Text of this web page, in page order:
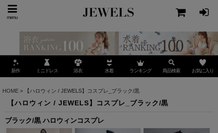
menu
新作 ミニドレス 浴衣 水着 ランキング 商品検索 お気に入り
HOME > 【ハロウィン / JEWELS】コスプレ_ブラック/黒
【ハロウィン / JEWELS】コスプレ_ブラック/黒
ブラック/黒 ハロウィンコスプレ